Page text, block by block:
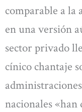
comparable a la
en una versión
sector privado
cínico chantaje
nacionales «han